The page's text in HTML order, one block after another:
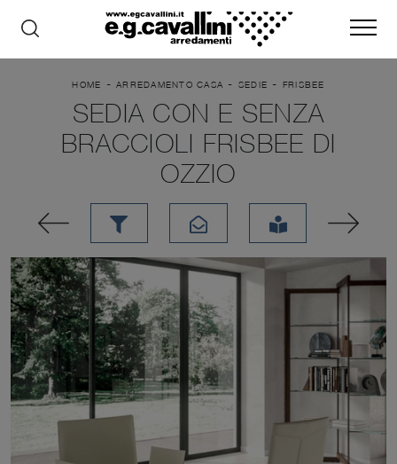
HOME -ARREDAMENTO CASA - SEDIE - FRISBEE
SEDIA CON E SENZA
BRACCIOLI FRISBEE DI
OZZIO